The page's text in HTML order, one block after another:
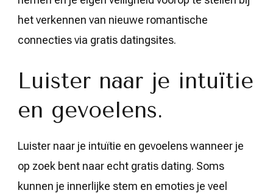
het verkennen van nieuwe romantische
connecties via gratis datingsites.
Luister naar je intuïtie
en gevoelens.
Luister naar je intuïtie en gevoelens wanneer je
op zoek bent naar echt gratis dating. Soms
kunnen je innerlijke stem en emoties je veel